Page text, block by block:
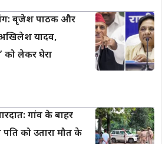
जंग: बृजेश पाठक और
अखिलेश यादव,
को लेकर घेरा
गांव के बाहर
को उतारा मौत के